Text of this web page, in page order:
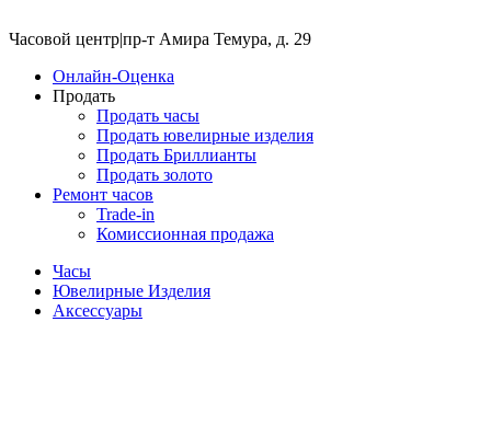
Часовой центр|пр-т Амира Темура, д. 29
Онлайн-Оценка
Продать
Продать часы
Продать ювелирные изделия
Продать Бриллианты
Продать золото
Ремонт часов
Trade-in
Комиссионная продажа
Часы
Ювелирные Изделия
Аксессуары